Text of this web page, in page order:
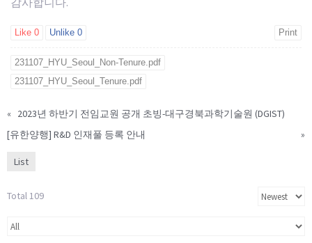
Like 0 Unlike 0 Print
231107_HYU_Seoul_Non-Tenure.pdf
231107_HYU_Seoul_Tenure.pdf
« 2023년 하반기 전임교원 공개 초빙-대구경북과학기술원 (DGIST)
[유한양행] R&D 인재풀 등록 안내
»
List
Total 109